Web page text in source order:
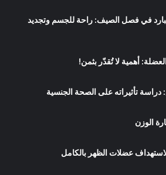
البارد في فصل الصيف: راحة للجسم وتجديد
أهمية لا تُقدّر بثمن!
تأثيراته على الصحة الجنسية
الوزن
عضلات الظهر بالكامل